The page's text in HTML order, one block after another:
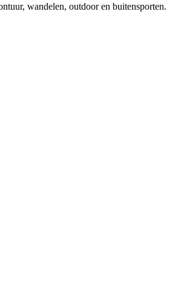
wandelen, outdoor en buitensporten.